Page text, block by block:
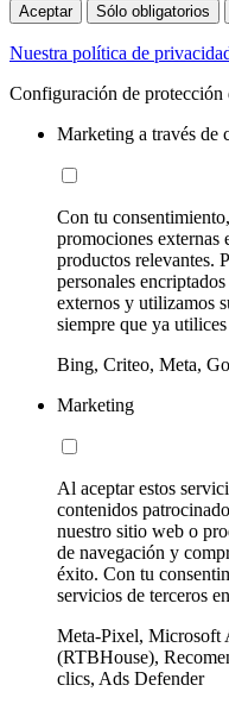
Aceptar Sólo obligatorios
Nuestra política de
Configuración de protección
Marketing a través de
Con tu
promociones externas
productos relevantes.
personales
externos y utilizamos
siempre que ya
Bing, Criteo, Meta,
Marketing
Al aceptar estos
contenidos
nuestro sitio web o
de navegación y
éxito. Con tu
servicios de terceros
Meta-Pixel, Microsoft
(RTBHouse),
clics, Ads Defender